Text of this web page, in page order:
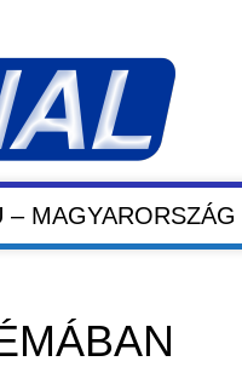
– MAGYARORSZÁG